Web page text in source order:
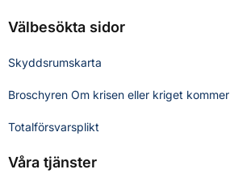
Välbesökta sidor
Skyddsrumskarta
Broschyren Om krisen eller kriget kommer
Totalförsvarsplikt
Våra tjänster